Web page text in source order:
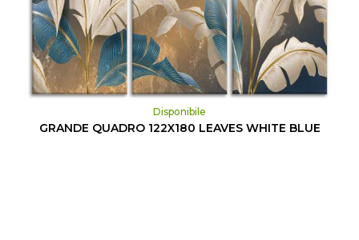
Disponibile
GRANDE QUADRO 122X180 LEAVES WHITE BLUE